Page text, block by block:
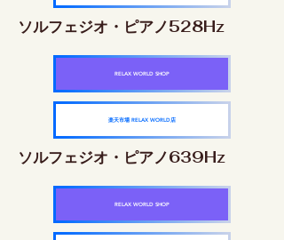
ソルフェジオ・ピアノ528Hz
RELAX WORLD SHOP
楽天市場 RELAX WORLD店
ソルフェジオ・ピアノ639Hz
RELAX WORLD SHOP